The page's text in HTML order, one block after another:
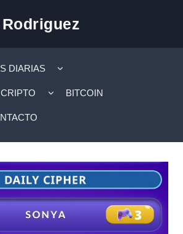
DIARIAS
ALTERNAR
ALTERNAR
MENÚ
BITCOIN